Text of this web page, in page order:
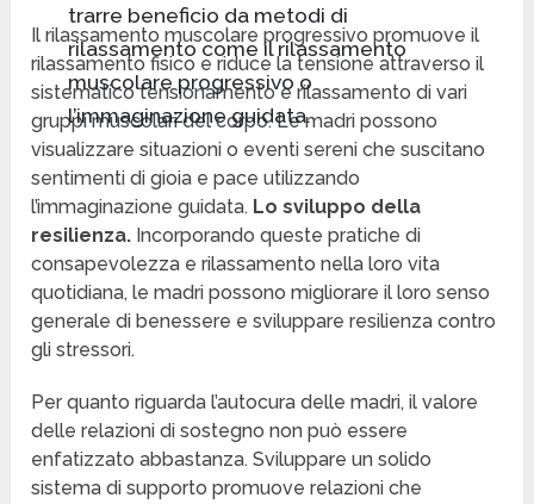
trarre beneficio da metodi di
rilassamento come il rilassamento
muscolare progressivo o
l’immaginazione guidata.
Il rilassamento muscolare progressivo promuove il
rilassamento fisico e riduce la tensione attraverso il
sistematico tensionamento e rilassamento di vari
gruppi muscolari del corpo. Le madri possono
visualizzare situazioni o eventi sereni che suscitano
sentimenti di gioia e pace utilizzando
l’immaginazione guidata. Lo sviluppo della
resilienza. Incorporando queste pratiche di
consapevolezza e rilassamento nella loro vita
quotidiana, le madri possono migliorare il loro senso
generale di benessere e sviluppare resilienza contro
gli stressori.
Per quanto riguarda l’autocura delle madri, il valore
delle relazioni di sostegno non può essere
enfatizzato abbastanza. Sviluppare un solido
sistema di supporto promuove relazioni che